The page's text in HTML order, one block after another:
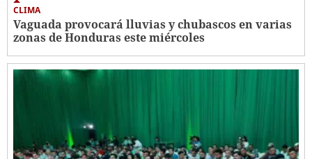
CLIMA
Vaguada provocará lluvias y chubascos en varias
zonas de Honduras este miércoles